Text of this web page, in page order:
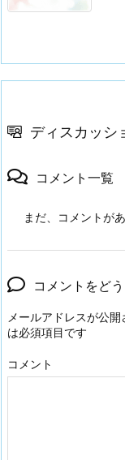
ディスカッシ
コメント一覧
まだ、コメントが
コメントをど
メールアドレスが公開
は必須項目です
コメント